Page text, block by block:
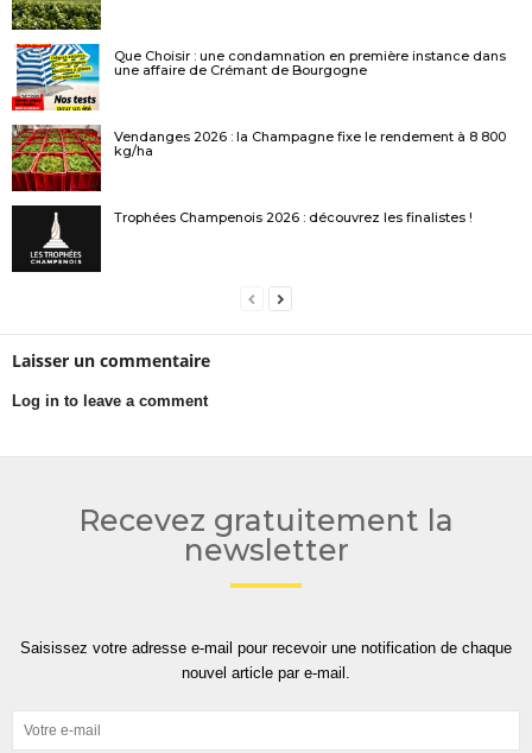
Que Choisir : une condamnation en première instance dans
une affaire de Crémant de Bourgogne
Vendanges 2026 : la Champagne fixe le rendement à 8 800
kg/ha
Trophées Champenois 2026 : découvrez les finalistes !
Laisser un commentaire
Log in to leave a comment
Recevez gratuitement la
newsletter
Saisissez votre adresse e-mail pour recevoir une notification de chaque
nouvel article par e-mail.